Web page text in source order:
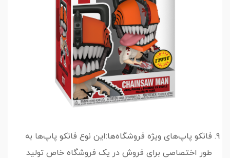
فانکو پاپ‌های ویژه فروشگاه‌ها:این نوع فانکو پاپ‌ها به
طور اختصاصی برای فروش در یک فروشگاه خاص تولید